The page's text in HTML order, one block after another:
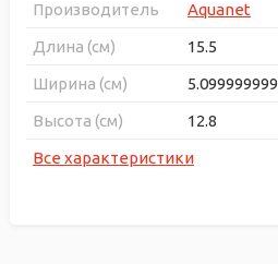
Производитель
Aquanet
Длина (см)
15.5
Ширина (см)
Высота (см)
12.8
Все характеристики